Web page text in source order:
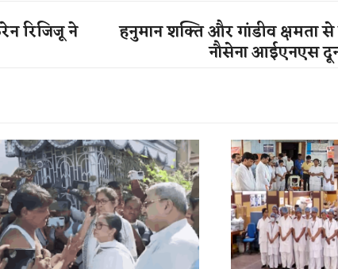
रिजिजू ने हनुमान शक्ति और गांडीव क्षमता
नौसेना आईएनएस